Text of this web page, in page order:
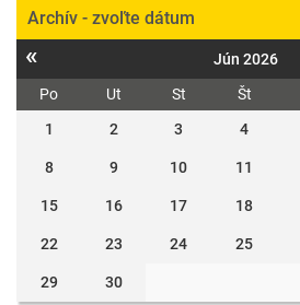
Archív - zvoľte dátum
« Jún 2026
Po Ut St Št
1
2 3 4
8 9 10 11
15 16 17 18
22 23 24 25
29 30